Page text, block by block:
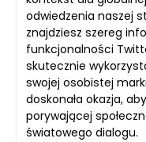
odwiedzenia naszej
znajdziesz szereg
funkcjonalności
skutecznie
swojej osobistej
doskonała okazja,
porywającej
światowego dialogu.